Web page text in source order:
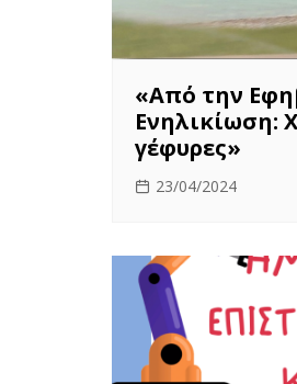
«Από την
Ενηλικίωση:
γέφυρες»
23/04/2024